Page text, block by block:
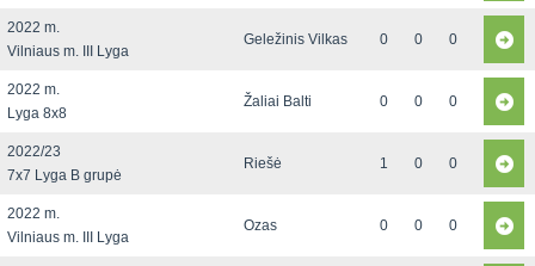
2022 m.
Vilniaus m. III Lyga
Geležinis Vilkas 0 0 0
2022 m.
Lyga 8x8
Žaliai Balti 0 0 0
2022/23
7x7 Lyga B grupė
Riešė 1 0 0
2022 m.
Vilniaus m. III Lyga
Ozas 0 0 0